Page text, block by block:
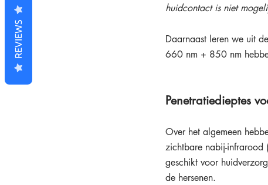
huidcontact is niet
Daarnaast leren we uit
660 nm + 850 nm
Penetratiedieptes
Over het algemeen
zichtbare nabij-infrarood
geschikt voor
de hersenen.
REVIEWS